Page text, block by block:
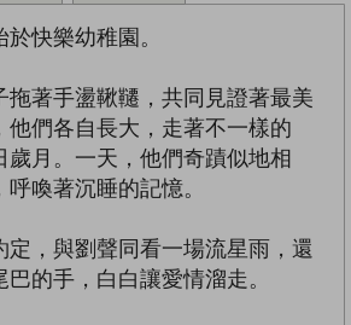
快樂幼稚園。
拖著手盪鞦韆，共同見證著最美
他們各自長大，走著不一樣的
歲月。一天，他們奇蹟似地相
喚著沉睡的記憶。
定，與劉聲同看一場流星雨，還
的手，白白讓愛情溜走。